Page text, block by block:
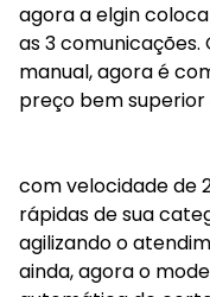
agora a elgin
as 3
manual, agora é
preço bem
com velocidade de
rápidas de sua
agilizando o
ainda, agora o